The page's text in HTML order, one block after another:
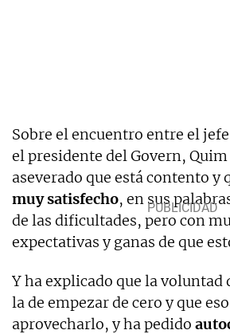
Sobre el encuentro entre el
el presidente del Govern,
aseverado que está contento y
muy satisfecho, en sus
de las dificultades, pero con
expectativas y ganas de que
Y ha explicado que la voluntad
la de empezar de cero y que
aprovecharlo, y ha pedido